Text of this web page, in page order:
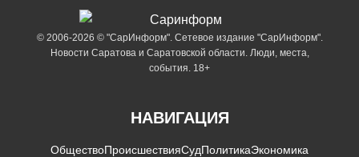
© 2006-2026 © "СарИнформ". Сетевое издание "СарИнформ".
Новости Саратова и Саратовской области. Люди, места,
события. 18+
НАВИГАЦИЯ
ОбществоПроисшествияСудПолитикаЭкономика